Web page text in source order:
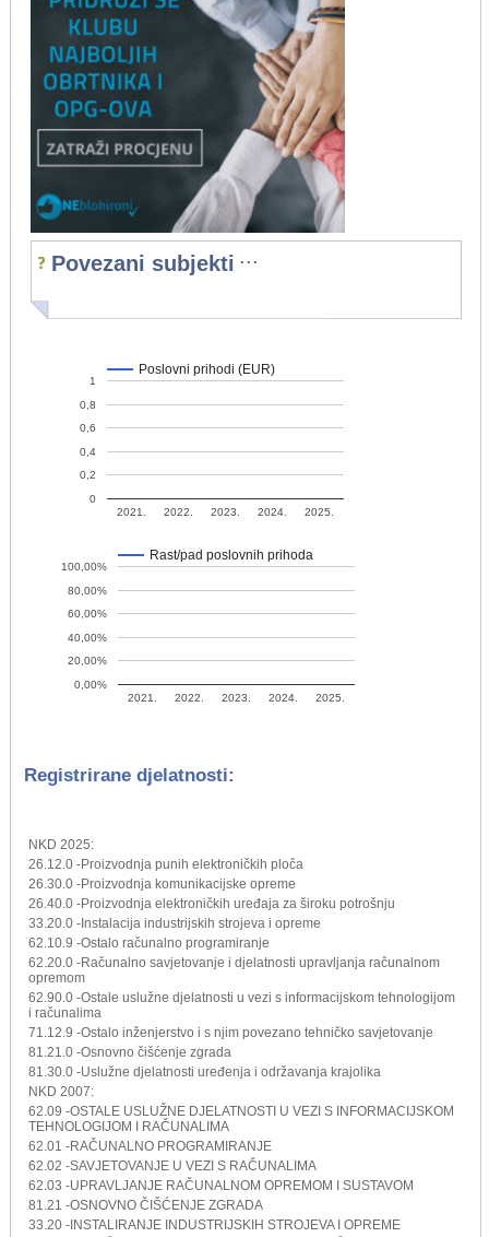
Povezani subjekti ...
Poslovni prihodi (EUR)
2021. 2022. 2023. 2024. 2025.
0
0,2
0,4
0,6
0,8
1
Rast/pad poslovnih prihoda
2021. 2022. 2023. 2024. 2025.
0,00%
20,00%
40,00%
60,00%
80,00%
100,00%
Registrirane djelatnosti:
NKD 2025:
26.12.0 -Proizvodnja punih elektroničkih ploča
26.30.0 -Proizvodnja komunikacijske opreme
26.40.0 -Proizvodnja elektroničkih uređaja za široku potrošnju
33.20.0 -Instalacija industrijskih strojeva i opreme
62.10.9 -Ostalo računalno programiranje
62.20.0 -Računalno savjetovanje i djelatnosti upravljanja računalnom
opremom
62.90.0 -Ostale uslužne djelatnosti u vezi s informacijskom tehnologijom
i računalima
71.12.9 -Ostalo inženjerstvo i s njim povezano tehničko savjetovanje
81.21.0 -Osnovno čišćenje zgrada
81.30.0 -Uslužne djelatnosti uređenja i održavanja krajolika
NKD 2007:
62.09 -OSTALE USLUŽNE DJELATNOSTI U VEZI S INFORMACIJSKOM
TEHNOLOGIJOM I RAČUNALIMA
62.01 -RAČUNALNO PROGRAMIRANJE
62.02 -SAVJETOVANJE U VEZI S RAČUNALIMA
62.03 -UPRAVLJANJE RAČUNALNOM OPREMOM I SUSTAVOM
81.21 -OSNOVNO ČIŠĆENJE ZGRADA
33.20 -INSTALIRANJE INDUSTRIJSKIH STROJEVA I OPREME